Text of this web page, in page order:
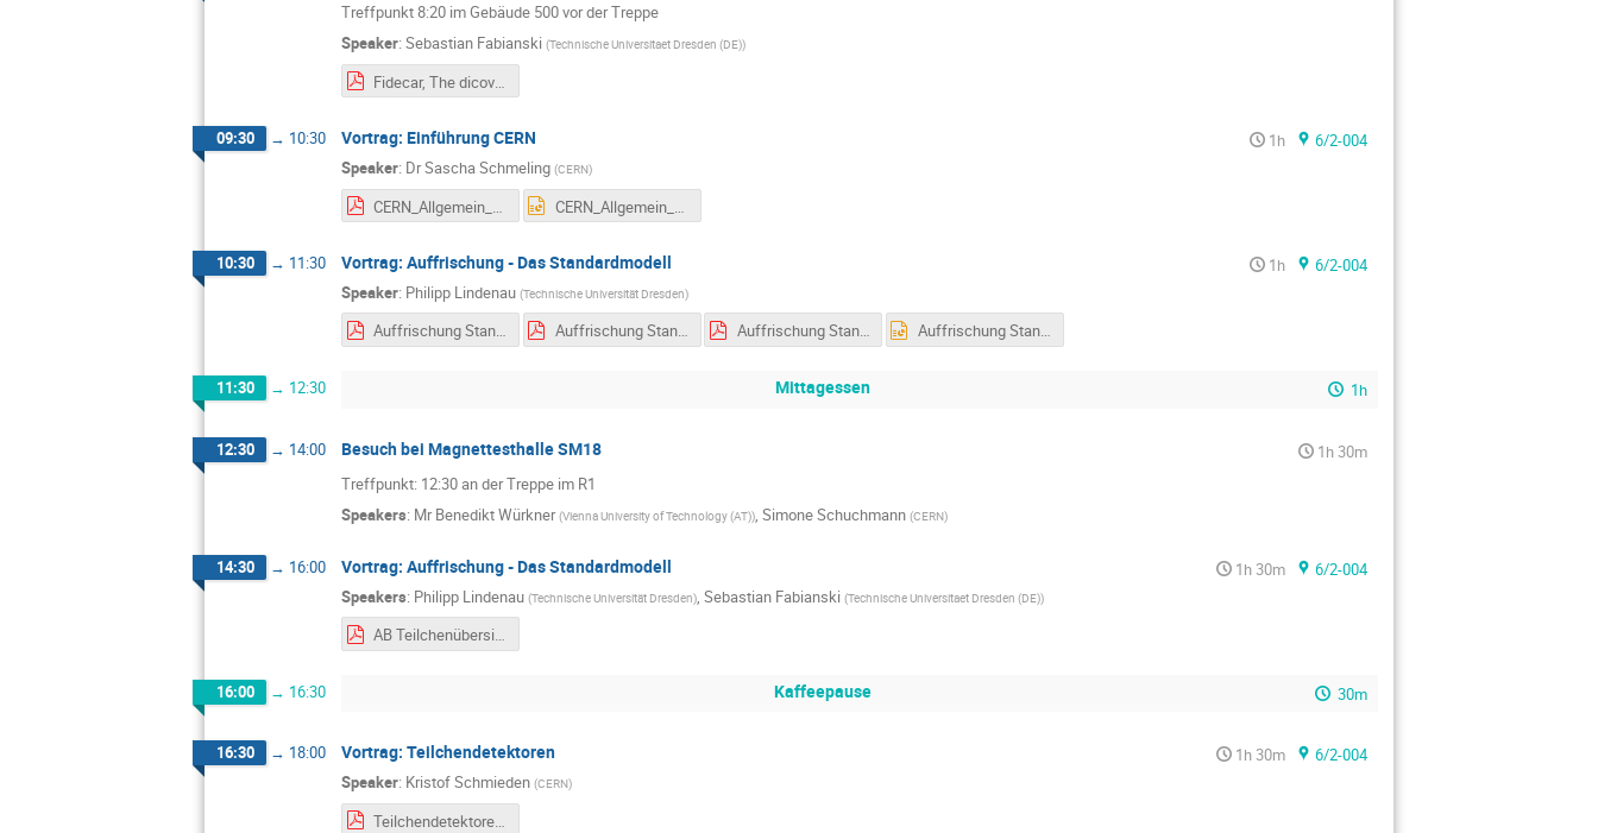
Treffpunkt 8:20 im Gebäude 500 vor der Treppe
Speaker: Sebastian Fabianski (Technische Universitaet Dresden (DE))
Fidecar, The dicoveries of rare pion decays.pdf
09:30 → 10:30 Vortrag: Einführung CERN 1h
6/2-004
Speaker: DrSascha Schmeling (CERN)
10:30 → 11:30 Vortrag: Auffrischung - Das Standardmodell 1h
6/2-004
Speaker: Philipp Lindenau (Technische Universität Dresden)
Auffrischung Standardmodell_CERN Summer School 2019.pdf Auffrischung Standardmodell_CERN Summer School 2019.pdf Auffrischung Standardmodell_CERN Summer School 2019.pdf Auffrischung Standardmodell_CERN Summer School 2019.pptx
11:30 → 12:30 Mittagessen 1h
12:30 → 14:00 Besuch bei Magnettesthalle SM18
1h 30m
Treffpunkt: 12:30 an der Treppe im R1
Speakers: Mr Benedikt Würkner (Vienna University of Technology (AT)), Simone Schuchmann (CERN)
14:30 → 16:00 Vortrag: Auffrischung - Das Standardmodell 1h 30m
6/2-004
Speakers: Philipp Lindenau (Technische Universität Dresden) Sebastian Fabianski (Technische Universitaet Dresden (DE))
AB Teilchenübersicht neu.pdf
16:00 → 16:30 Kaffeepause 30m
16:30 → 18:00 Vortrag: Teilchendetektoren 1h 30m
6/2-004
Speaker: Kristof Schmieden (CERN)
Teilchendetektoren_NTW_SummerSchool_2019.pdf